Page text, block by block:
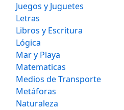
Juegos y Juguetes
Letras
Libros y Escritura
Lógica
Mar y Playa
Matematicas
Medios de Transporte
Metáforas
Naturaleza